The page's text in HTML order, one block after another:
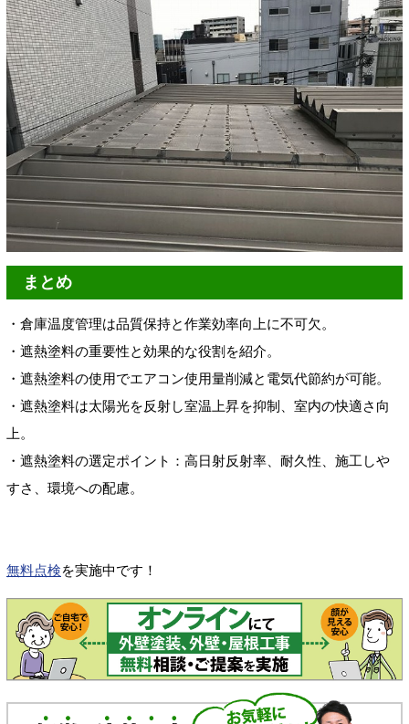
まとめ
・倉庫温度管理は品質保持と作業効率向上に不可欠。
・遮熱塗料の重要性と効果的な役割を紹介。
・遮熱塗料の使用でエアコン使用量削減と電気代節約が可能。
・遮熱塗料は太陽光を反射し室温上昇を抑制、室内の快適さ向
上。
・遮熱塗料の選定ポイント：高日射反射率、耐久性、施工しや
すさ、環境への配慮。
無料点検を実施中です！